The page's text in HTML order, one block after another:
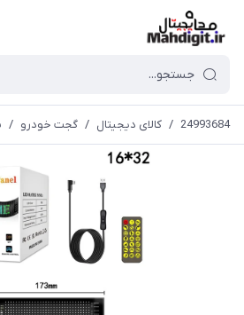
24993684
/ کالای دیجیتال / گجت خودرو /